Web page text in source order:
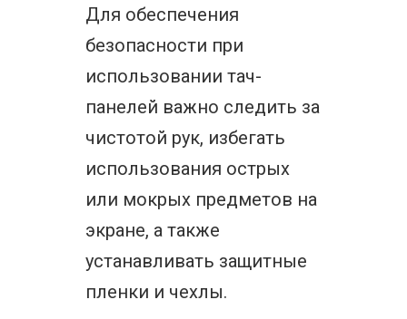
Для обеспечения
безопасности при
использовании тач-
панелей важно следить за
чистотой рук, избегать
использования острых
или мокрых предметов на
экране, а также
устанавливать защитные
пленки и чехлы.